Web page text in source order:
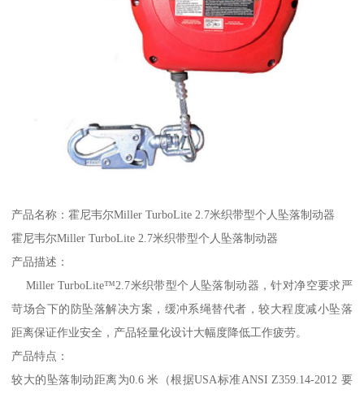
产品名称：霍尼韦尔Miller TurboLite 2.7米织带型个人坠落制动器
霍尼韦尔Miller TurboLite 2.7米织带型个人坠落制动器
产品描述：
Miller TurboLite™2.7米织带型个人坠落制动器，针对净空要求严
苛场合下的防坠落解决方案，缓冲系绳替代者，较大程度减小坠落
距离保证作业安全，产品轻量化设计大幅度降低工作疲劳。
产品特点：
较大的坠落制动距离为0.6 米（根据USA标准ANSI Z359.14-2012 要